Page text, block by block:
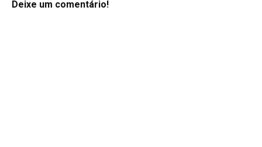
Deixe um comentário!